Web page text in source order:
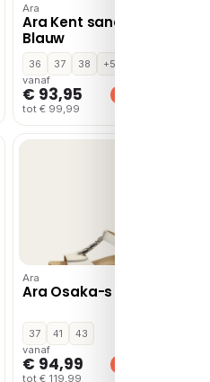
Ara
Ara Kent sandalen –
Blauw
36 37 38
+5
vanaf
€ 93,95
tot € 99,99
Ara
Ara Osaka-s – Wit
37 41
43
vanaf
€ 94,99
tot € 119,99